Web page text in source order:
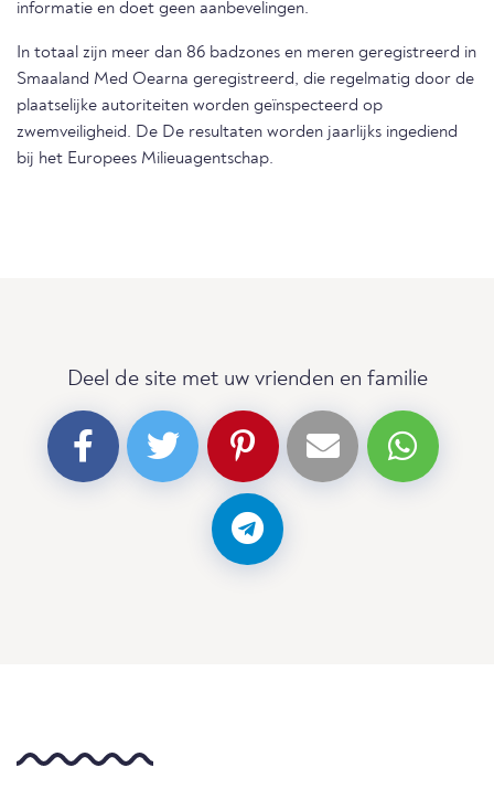
informatie en doet geen aanbevelingen.
In totaal zijn meer dan 86 badzones en meren geregistreerd in
Smaaland Med Oearna geregistreerd, die regelmatig door de
plaatselijke autoriteiten worden geïnspecteerd op
zwemveiligheid. De De resultaten worden jaarlijks ingediend
bij het Europees Milieuagentschap.
Deel de site met uw vrienden en familie